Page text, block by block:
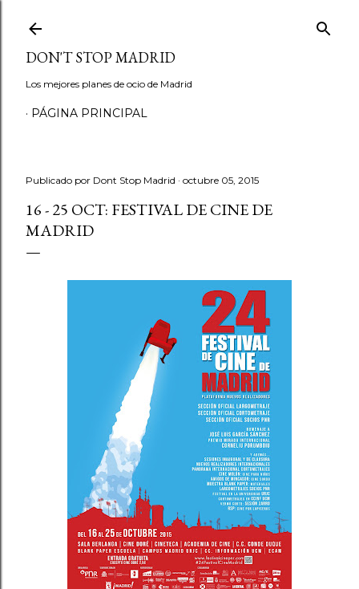
DON'T STOP MADRID
Los mejores planes de ocio de Madrid
PÁGINA PRINCIPAL
Publicado por Dont Stop Madrid octubre 05, 2015
16 - 25 OCT: FESTIVAL DE CINE DE
MADRID